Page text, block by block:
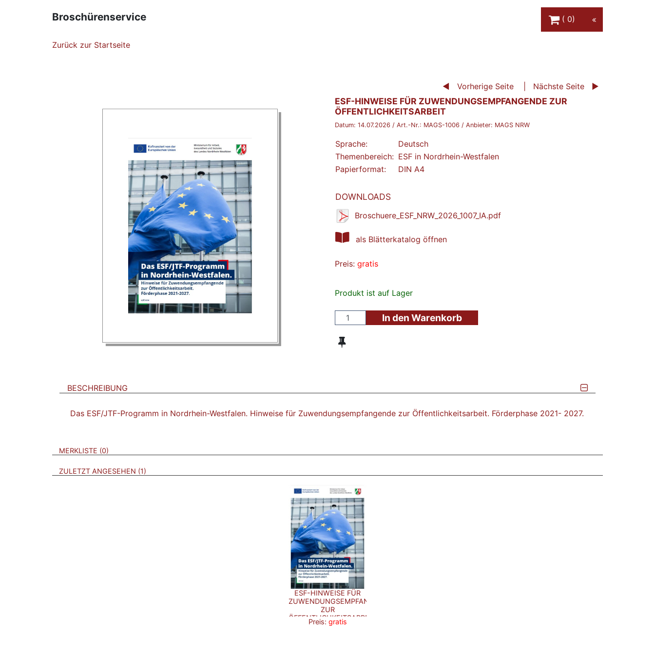
Broschürenservice
0
Zurück zur Startseite
Vorherige Seite Nächste Seite
BROSCHÜRE:
ESF-HINWEISE FÜR ZUWENDUNGSEMPFANGENDE ZUR
ÖFFENTLICHKEITSARBEIT
Datum: 14.07.2026 / Art.-Nr.: MAGS-1006 / Anbieter: MAGS NRW
Sprache:
Deutsch
Themenbereich: ESF in Nordrhein-Westfalen
Papierformat:
DIN A4
DOWNLOADS
Broschuere_ESF_NRW_2026_1007_IA.pdf
als Blätterkatalog öffnen
Preis: gratis
Produkt ist auf Lager
In den Warenkorb
BESCHREIBUNG
Das ESF/JTF-Programm in Nordrhein-Westfalen. Hinweise für Zuwendungsempfangende zur Öffentlichkeitsarbeit. Förderphase 2021- 2027.
VERWEISE AUF VERMERKTE- ODER ZULETZT ANGESEHENE BROSCHÜREN
MERKLISTE 0
ZULETZT ANGESEHEN 1
ESF-HINWEISE FÜR
ZUWENDUNGSEMPFANGENDE
ZUR
ÖFFENTLICHKEITSARBEIT
Preis: gratis